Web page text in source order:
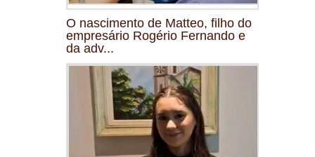
O nascimento de Matteo, filho do
empresário Rogério Fernando e
da adv...